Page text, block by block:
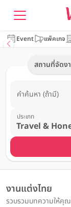
Event แพ็คเกจ
สถานที่จัดง
คำค้นหา (ถ้ามี)
ประเภท
งานแต่งไทย
รวบรวมบทความให้คุณ